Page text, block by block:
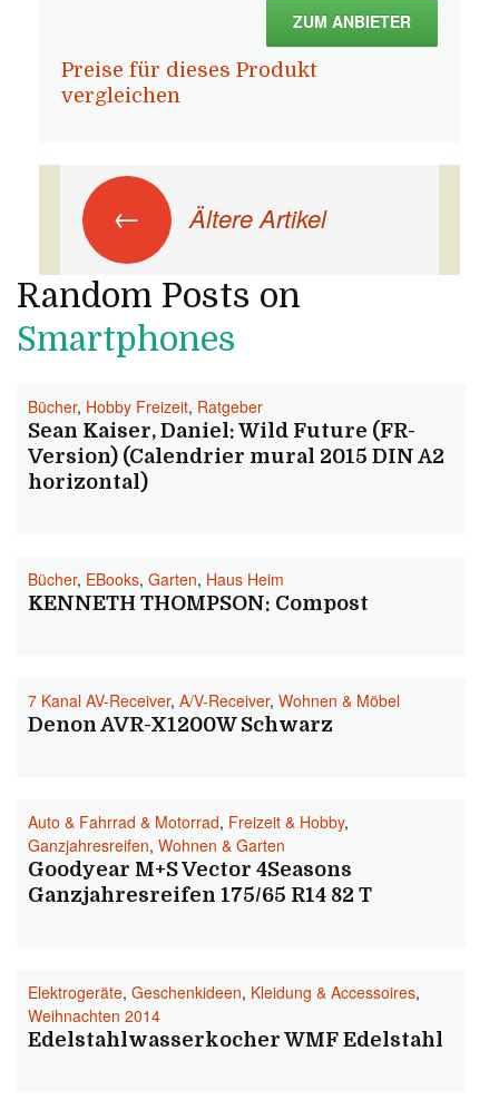
ZUM ANBIETER
Preise für dieses Produkt
vergleichen
Beitrags-Navigation
← Ältere Artikel
Random Posts on
Smartphones
Bücher, Hobby Freizeit, Ratgeber
Sean Kaiser, Daniel: Wild Future (FR-
Version) (Calendrier mural 2015 DIN A2
horizontal)
Bücher, EBooks, Garten, Haus Heim
KENNETH THOMPSON: Compost
7 Kanal AV-Receiver, A/V-Receiver, Wohnen & Möbel
Denon AVR-X1200W Schwarz
Auto & Fahrrad & Motorrad, Freizeit & Hobby,
Ganzjahresreifen, Wohnen & Garten
Goodyear M+S Vector 4Seasons
Ganzjahresreifen 175/65 R14 82 T
Elektrogeräte, Geschenkideen, Kleidung & Accessoires,
Weihnachten 2014
Edelstahlwasserkocher WMF Edelstahl